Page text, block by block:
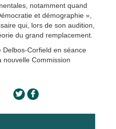
notamment quand
et démographie »,
qui, lors de son audition,
du grand remplacement.
Corfield en séance
nouvelle Commission